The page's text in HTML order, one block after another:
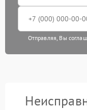
Отправляя, Вы